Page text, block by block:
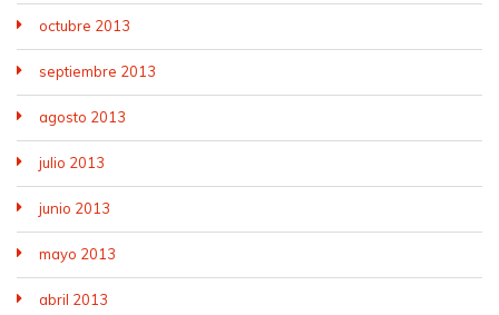
octubre 2013
septiembre 2013
agosto 2013
julio 2013
junio 2013
mayo 2013
abril 2013